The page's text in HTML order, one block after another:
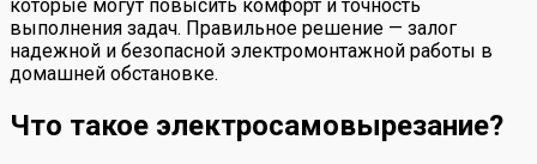
которые могут повысить комфорт и точность
выполнения задач. Правильное решение — залог
надежной и безопасной электромонтажной работы в
домашней обстановке.
Что такое электросамовырезание?